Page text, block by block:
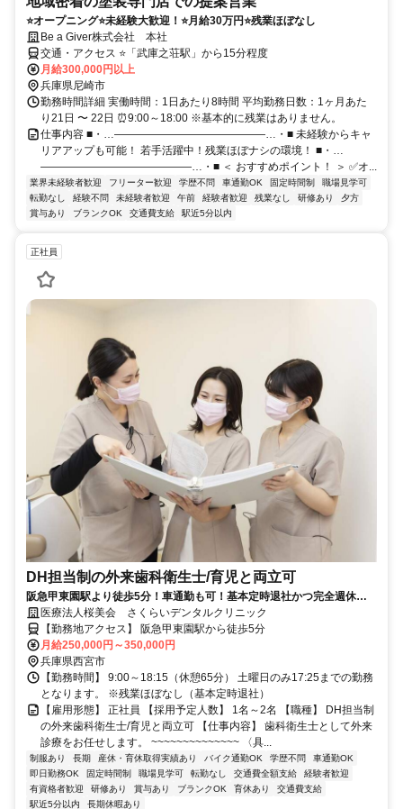
⭐オープニング⭐未経験大歓迎！⭐月給30万円⭐残業ほぼなし
Be a Giver株式会社 本社
交通・アクセス ⭐「武庫之荘駅」から15分程度
月給300,000円以上
兵庫県尼崎市
勤務時間詳細 実働時間：1日あたり8時間 平均勤務日数：1ヶ月あた
り21日 〜 22日 ⏰9:00～18:00 ※基本的に残業はありません。
仕事内容 ■・…――――――――――――――…・■ 未経験からキャ
リアアップも可能！ 若手活躍中！残業ほぼナシの環境！ ■・…
――――――――――――――…・■ ＜ おすすめポイント！ ＞ ✅オ...
業界未経験者歓迎 フリーター歓迎 学歴不問 車通勤OK 固定時間制
職場見学可
転勤なし
経験不問 未経験者歓迎 午前 経験者歓迎 残業なし 研修あり
夕方
賞与あり
ブランクOK 交通費支給 駅近5分以内
正社員
DH担当制の外来歯科衛生士/育児と両立可
阪急甲東園駅より徒歩5分！車通勤も可！基本定時退社かつ完全週休二
日制で勤務可能です！
医療法人桜美会 さくらいデンタルクリニック
【勤務地アクセス】 阪急甲東園駅から徒歩5分
月給250,000円～350,000円
兵庫県西宮市
【勤務時間】 9:00～18:15（休憩65分） 土曜日のみ17:25までの勤務
となります。 ※残業ほぼなし（基本定時退社）
【雇用形態】 正社員 【採用予定人数】 1名～2名 【職種】 DH担当制
の外来歯科衛生士/育児と両立可 【仕事内容】 歯科衛生士として外来
診療をお任せします。 ~~~~~~~~~~~~~~ 〈具...
制服あり 長期 産休・育休取得実績あり バイク通勤OK 学歴不問
車通勤OK
即日勤務OK
固定時間制 職場見学可 転勤なし 交通費全額支給
経験者歓迎
有資格者歓迎
研修あり 賞与あり ブランクOK 育休あり
交通費支給
駅近5分以内
長期休暇あり